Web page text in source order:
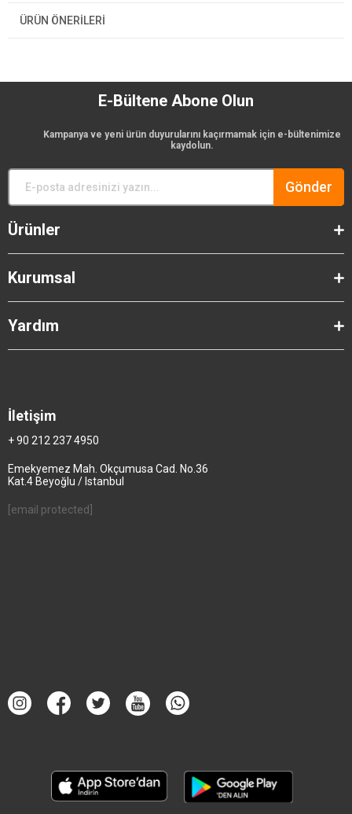
ÜRÜN ÖNERILERI
E-Bültene Abone Olun
Kampanya ve yeni ürün duyurularını kaçırmamak için e-bültenimize
kaydolun.
Gönder
Ürünler
Kurumsal
Yardım
İletişim
+ 90 212 237 4950
Emekyemez Mah. Okçumusa Cad. No.36
Kat.4 Beyoğlu / Istanbul
[email protected]